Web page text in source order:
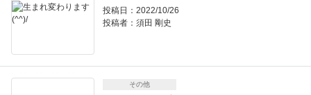
投稿日：2022/10/26
投稿者： 須田 剛史
その他